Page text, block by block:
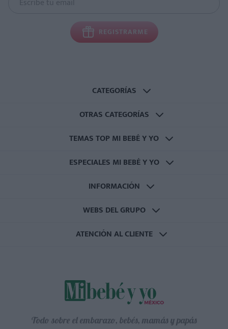
REGISTRARME
CATEGORÍAS
OTRAS CATEGORÍAS
TEMAS TOP MI BEBÉ Y YO
ESPECIALES MI BEBÉ Y YO
INFORMACIÓN
WEBS DEL GRUPO
ATENCIÓN AL CLIENTE
Todo sobre el embarazo, bebés, mamás y papás